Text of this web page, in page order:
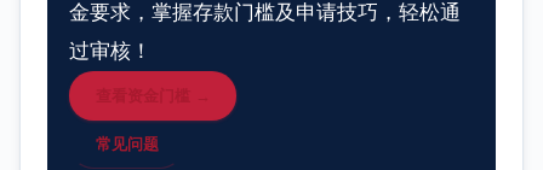
金要求，掌握存款门槛及申请技巧，轻松通
过审核！
查看资金门槛 →
常见问题